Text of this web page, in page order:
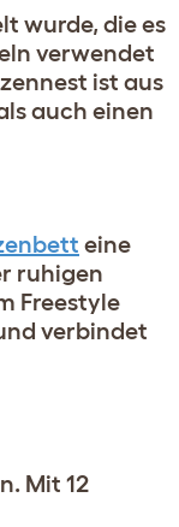
wurde, die es
verwendet
ist aus
auch einen
eine
ruhigen
Freestyle
verbindet
Mit 12